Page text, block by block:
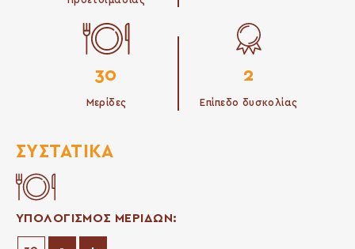
30
Μερίδες
2
Επίπεδο δυσκολίας
ΣΥΣΤΑΤΙΚΆ
ΥΠΟΛΟΓΙΣΜΟΣ ΜΕΡΙΔΩΝ: